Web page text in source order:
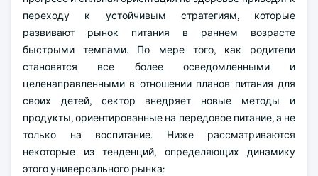
переходу к устойчивым стратегиям, которые
развивают рынок питания в раннем возрасте
быстрыми темпами. По мере того, как родители
становятся все более осведомленными и
целенаправленными в отношении планов питания для
своих детей, сектор внедряет новые методы и
продукты, ориентированные на передовое питание, а не
только на воспитание. Ниже рассматриваются
некоторые из тенденций, определяющих динамику
этого универсального рынка: